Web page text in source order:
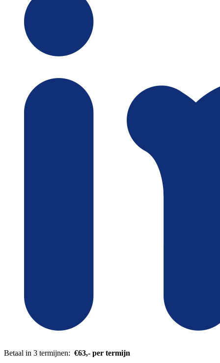
Betaal in 3 termijnen: €63,- per termijn